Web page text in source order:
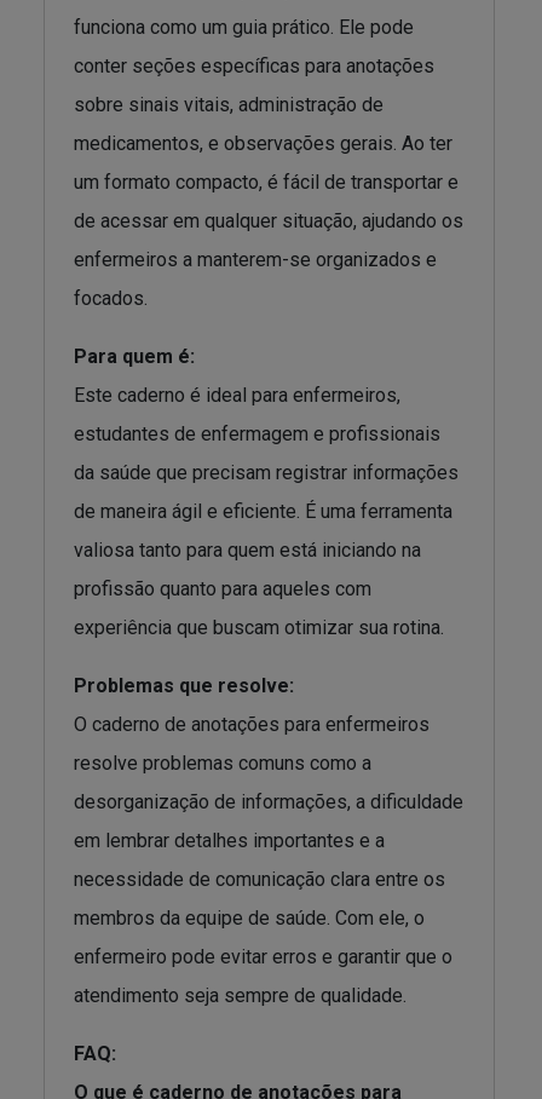
funciona como um guia prático. Ele pode
conter seções específicas para anotações
sobre sinais vitais, administração de
medicamentos, e observações gerais. Ao ter
um formato compacto, é fácil de transportar e
de acessar em qualquer situação, ajudando os
enfermeiros a manterem-se organizados e
focados.
Para quem é:
Este caderno é ideal para enfermeiros,
estudantes de enfermagem e profissionais
da saúde que precisam registrar informações
de maneira ágil e eficiente. É uma ferramenta
valiosa tanto para quem está iniciando na
profissão quanto para aqueles com
experiência que buscam otimizar sua rotina.
Problemas que resolve:
O caderno de anotações para enfermeiros
resolve problemas comuns como a
desorganização de informações, a dificuldade
em lembrar detalhes importantes e a
necessidade de comunicação clara entre os
membros da equipe de saúde. Com ele, o
enfermeiro pode evitar erros e garantir que o
atendimento seja sempre de qualidade.
FAQ:
O que é caderno de anotações para